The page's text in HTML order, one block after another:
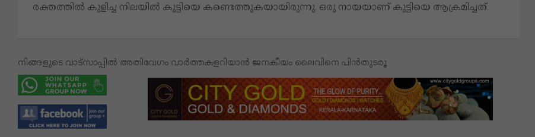
രക്തത്തിൽ കുളിച്ച നിലയിൽ കുട്ടിയെ കണ്ടെത്തുകയായിരുന്നു. ഒരു നായയാണ് കുട്ടിയെ ആക്രമിച്ചത്.
നിങ്ങളുടെ വാട്സാപ്പിൽ അതിവേഗം വാർത്തകളറിയാൻ ജനകീയം ലൈവിനെ പിൻതുടരൂ